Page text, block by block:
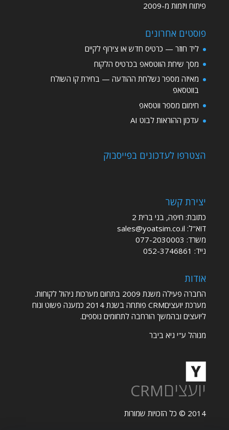
פיתוח ויזמות מ-2009
פוסטים אחרונים
ליד חוזר — כרטיס חדש או צירוף לקיים
מסך שיחת הווטסאפ בכרטיס הלקוח
מאיזה מספר נשלחת ההודעה — בחירת קו השולח
בווטסאפ
חימום מספר ווטסאפ
עדכון ההוראות לבוט AI
הצטרפו לעדכונים בפייסבוק
יצירת קשר
כתובת: חיפה, בני ברית 2
דוא"ל: sales@yoatsim.co.il
משרד: 077-2030003
נייד: 052-3746861
אודות
החברה פעילה משנת 2009 בתחום מערכות ניהול לקוחות.
מערכת יועציםCRM פותחה בשנת 2014 כמענה פשוט ונוח
ליועצים ובהמשך הורחבה לתחומים נוספים.
מנוהל ע"י גיא ביבר
יועציםCRM
2014 © כל הזכויות שמורות